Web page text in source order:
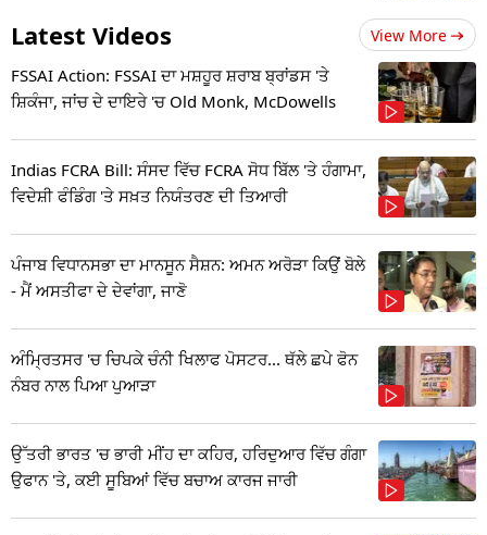
Latest Videos View More
FSSAI Action: FSSAI ਦਾ ਮਸ਼ਹੂਰ ਸ਼ਰਾਬ ਬ੍ਰਾਂਡਸ 'ਤੇ
ਸ਼ਿਕੰਜਾ, ਜਾਂਚ ਦੇ ਦਾਇਰੇ 'ਚ Old Monk, McDowells
Indias FCRA Bill: ਸੰਸਦ ਵਿੱਚ FCRA ਸੋਧ ਬਿੱਲ 'ਤੇ ਹੰਗਾਮਾ,
ਵਿਦੇਸ਼ੀ ਫੰਡਿੰਗ 'ਤੇ ਸਖ਼ਤ ਨਿਯੰਤਰਣ ਦੀ ਤਿਆਰੀ
ਪੰਜਾਬ ਵਿਧਾਨਸਭਾ ਦਾ ਮਾਨਸੂਨ ਸੈਸ਼ਨ: ਅਮਨ ਅਰੋੜਾ ਕਿਉਂ ਬੋਲੇ
- ਮੈਂ ਅਸਤੀਫਾ ਦੇ ਦੇਵਾਂਗਾ, ਜਾਣੋ
ਅੰਮ੍ਰਿਤਸਰ 'ਚ ਚਿਪਕੇ ਚੰਨੀ ਖਿਲਾਫ ਪੋਸਟਰ... ਥੱਲੇ ਛਪੇ ਫੋਨ
ਨੰਬਰ ਨਾਲ ਪਿਆ ਪੁਆੜਾ
ਉੱਤਰੀ ਭਾਰਤ 'ਚ ਭਾਰੀ ਮੀਂਹ ਦਾ ਕਹਿਰ, ਹਰਿਦੁਆਰ ਵਿੱਚ ਗੰਗਾ
ਉਫਾਨ 'ਤੇ, ਕਈ ਸੂਬਿਆਂ ਵਿੱਚ ਬਚਾਅ ਕਾਰਜ ਜਾਰੀ